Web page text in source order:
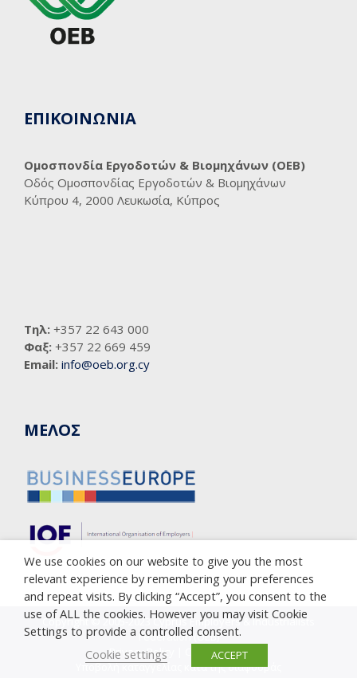
ΕΠΙΚΟΙΝΩΝΙΑ
Ομοσπονδία Εργοδοτών & Βιομηχάνων (ΟΕΒ)
Οδός Ομοσπονδίας Εργοδοτών & Βιομηχάνων
Κύπρου 4, 2000 Λευκωσία, Κύπρος
Τηλ: +357 22 643 000
Φαξ: +357 22 669 459
Email: info@oeb.org.cy
ΜΕΛΟΣ
Copyright © 2005-2023 Cyprus Employers & Industrialists
Federation (OEB)
Privacy Policy
Cookie Policy
Υποβολή καταγγελίας κατά της διαφθοράς
We use cookies on our website to give you the most
relevant experience by remembering your preferences
and repeat visits. By clicking “Accept”, you consent to the
use of ALL the cookies. However you may visit Cookie
Settings to provide a controlled consent.
Cookie settings
ACCEPT